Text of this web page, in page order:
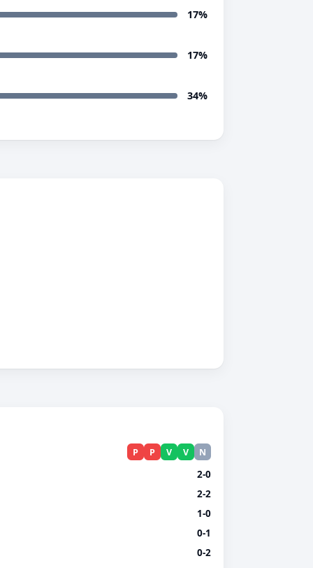
17%
17%
34%
P P V V N
2-0
2-2
1-0
0-1
0-2